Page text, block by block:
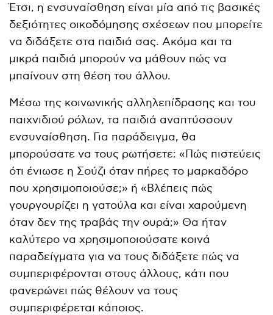
Έτσι, η ενσυναίσθηση είναι μία από τις βασικές
δεξιότητες οικοδόμησης σχέσεων που μπορείτε
να διδάξετε στα παιδιά σας. Ακόμα και τα
μικρά παιδιά μπορούν να μάθουν πώς να
μπαίνουν στη θέση του άλλου.
Μέσω της κοινωνικής αλληλεπίδρασης και του
παιχνιδιού ρόλων, τα παιδιά αναπτύσσουν
ενσυναίσθηση. Για παράδειγμα, θα
μπορούσατε να τους ρωτήσετε: «Πώς πιστεύεις
ότι ένιωσε η Σούζι όταν πήρες το μαρκαδόρο
που χρησιμοποιούσε;» ή «Βλέπεις πώς
γουργουρίζει η γατούλα και είναι χαρούμενη
όταν δεν της τραβάς την ουρά;» Θα ήταν
καλύτερο να χρησιμοποιούσατε κοινά
παραδείγματα για να τους διδάξετε πώς να
συμπεριφέρονται στους άλλους, κάτι που
φανερώνει πώς θέλουν να τους
συμπεριφέρεται κάποιος.